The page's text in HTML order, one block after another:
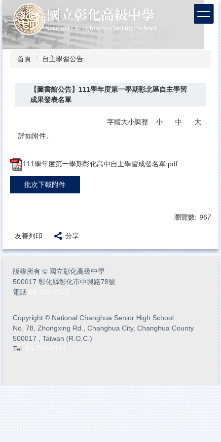
到
主
要
內
首頁 自主學習公告
【圖書館公告】111學年度第一學期彰北區自主學習
成果發表名單
字體大小調整 小 中
大
詳如附件。
111學年度第一學期彰化高中自主學習成發名單.pdf
批次下載附件
瀏覽數: 967
友善列印 分享
版權所有 © 國立彰化高級中學
500017 彰化縣彰化市中興路78號
電話
Copyright © National Changhua Senior High School
No. 78, Zhongxing Rd., Changhua City, Changhua County
500017 , Taiwan (R.O.C.)
Tel.